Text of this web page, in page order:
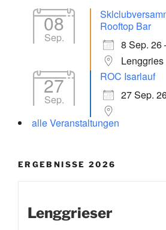
08
Sep.
Rooftop Bar
8 Sep. 26
Lenggries
27
Sep.
ROC Isarlauf
27 Sep.
alle Veranstaltungen
ERGEBNISSE 2026
Lenggrieser